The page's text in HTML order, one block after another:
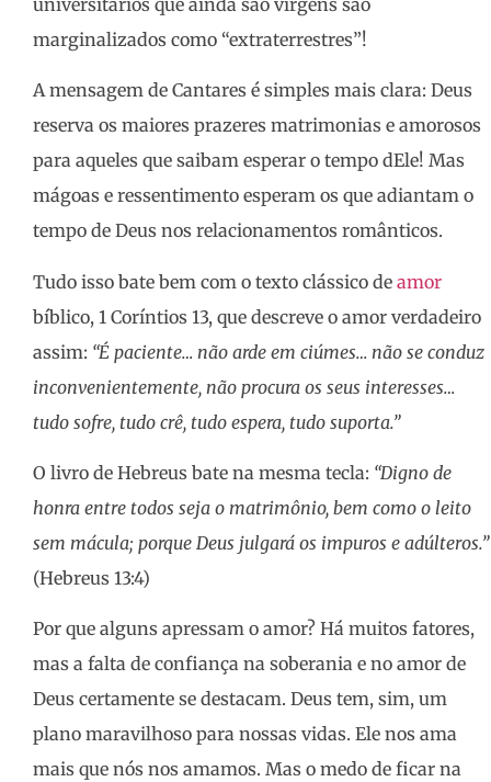
marginalizados como “extraterrestres”!
A mensagem de Cantares é simples mais clara: Deus
reserva os maiores prazeres matrimonias e amorosos
para aqueles que saibam esperar o tempo dEle! Mas
mágoas e ressentimento esperam os que adiantam o
tempo de Deus nos relacionamentos românticos.
Tudo isso bate bem com o texto clássico de amor
bíblico, 1 Coríntios 13, que descreve o amor verdadeiro
assim: “É paciente… não arde em ciúmes… não se conduz
inconvenientemente, não procura os seus interesses…
tudo sofre, tudo crê, tudo espera, tudo suporta.”
O livro de Hebreus bate na mesma tecla: “Digno de
honra entre todos seja o matrimônio, bem como o leito
sem mácula; porque Deus julgará os impuros e adúlteros.”
(Hebreus 13:4)
Por que alguns apressam o amor? Há muitos fatores,
mas a falta de confiança na soberania e no amor de
Deus certamente se destacam. Deus tem, sim, um
plano maravilhoso para nossas vidas. Ele nos ama
mais que nós nos amamos. Mas o medo de ficar na